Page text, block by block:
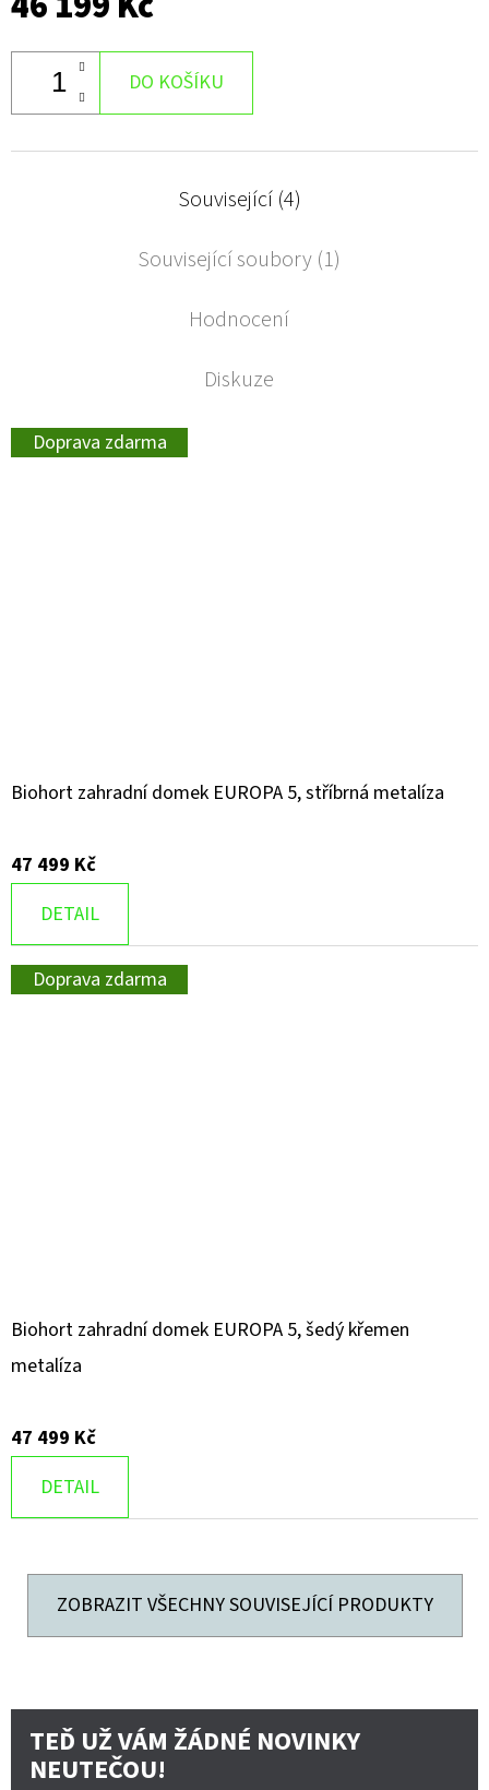
DO KOŠÍKU
Související (4)
Související soubory (1)
Hodnocení
Diskuze
Doprava zdarma
Biohort zahradní domek EUROPA 5, stříbrná metalíza
47 499 Kč
DETAIL
Doprava zdarma
Biohort zahradní domek EUROPA 5, šedý křemen
metalíza
47 499 Kč
DETAIL
ZOBRAZIT VŠECHNY SOUVISEJÍCÍ PRODUKTY
TEĎ UŽ VÁM ŽÁDNÉ NOVINKY
NEUTEČOU!